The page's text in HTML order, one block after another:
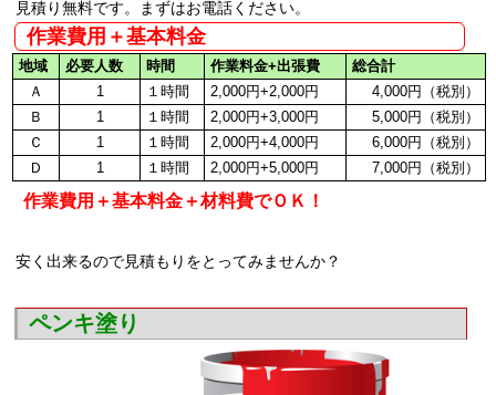
見積り無料です。まずはお電話ください。
作業費用＋基本料金
地域 必要人数 時間 作業料金+出張費
総合計
Ａ
1 １時間 2,000円+2,000円
4,000円（税別）
Ｂ
1 １時間 2,000円+3,000円
5,000円（税別）
Ｃ
1 １時間 2,000円+4,000円
6,000円（税別）
Ｄ
1 １時間 2,000円+5,000円 7,000円（税別）
作業費用＋基本料金＋材料費でＯＫ！
安く出来るので見積もりをとってみませんか？
ペンキ塗り